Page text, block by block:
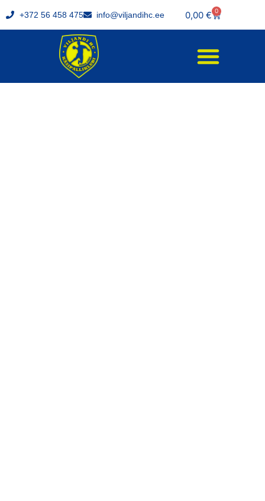
+372 56 458 475 info@viljandihc.ee 0,00 € 0